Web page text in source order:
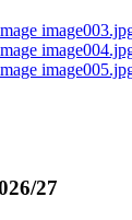
27